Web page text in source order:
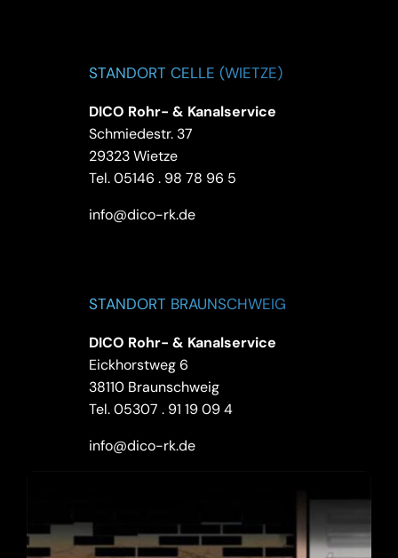
STANDORT CELLE (WIETZE)
DICO Rohr- & Kanalservice
Schmiedestr. 37
29323 Wietze
Tel.05146 . 98 78 96 5
info@dico-rk.de
STANDORT BRAUNSCHWEIG
DICO Rohr- & Kanalservice
Eickhorstweg 6
38110 Braunschweig
Tel.05307 . 91 19 09 4
info@dico-rk.de